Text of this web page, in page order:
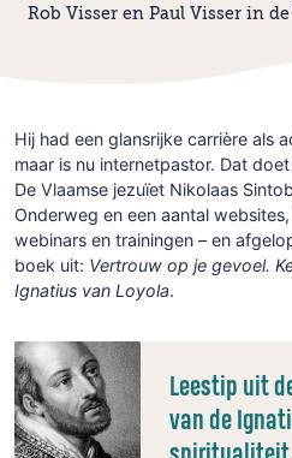
Rob Visser en Paul Visser in
Hij had een glansrijke carrière als
maar is nu internetpastor. Dat
De Vlaamse jezuïet Nikolaas
Onderweg en een aantal
webinars en trainingen – en
boek uit: Vertrouw op je gevoel.
Ignatius van Loyola.
Leestip uit
van de